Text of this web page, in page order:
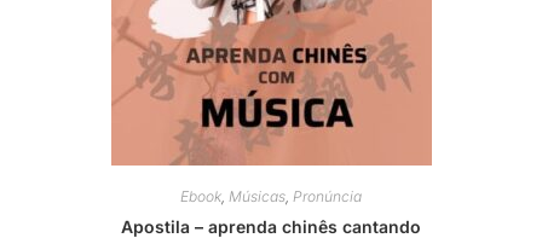
Ebook, Músicas, Pronúncia
Apostila – aprenda chinês cantando